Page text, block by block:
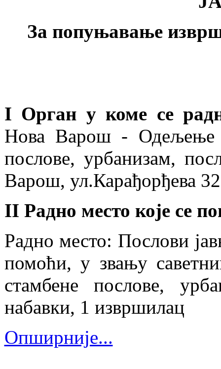
За попуњавање
I Орган у коме се
Нова Варош - Одељење
послове, урбанизам,
Варош, ул.Карађорђева
II Радно место које се
Радно место: Послови
помоћи, у звању
стамбене послове,
набавки, 1 извршилац
Опширније...